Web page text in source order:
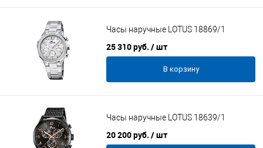
Часы наручные LOTUS 18869/1
25 310 руб. / шт
В корзину
Часы наручные LOTUS 18639/1
20 200 руб. / шт